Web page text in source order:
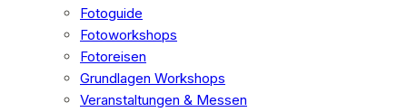
Fotoguide
Fotoworkshops
Fotoreisen
Grundlagen Workshops
Veranstaltungen & Messen